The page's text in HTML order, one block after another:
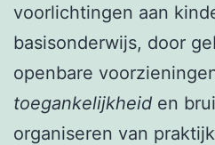
voorlichtingen aan
basisonderwijs, door
openbare
toegankelijkheid en
organiseren van